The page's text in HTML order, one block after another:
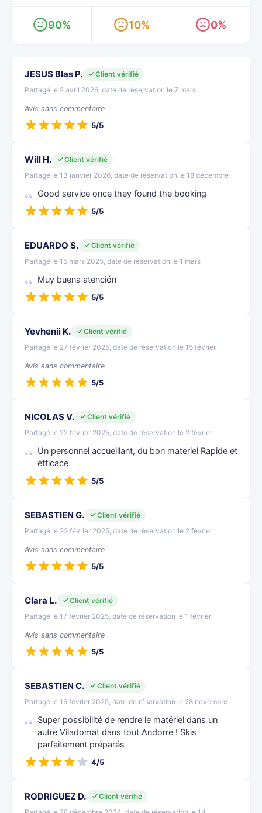
90% 10% 0%
JESUS Blas P.
Client vérifié
Partagé le 2 avril 2026, date de réservation le 7 mars
Avis sans commentaire
5/5
Will H.
Client vérifié
Partagé le 13 janvier 2026, date de réservation le 18 décembre
Good service once they found the booking
5/5
EDUARDO S.
Client vérifié
Partagé le 15 mars 2025, date de réservation le 1 mars
Muy buena atención
5/5
Yevhenii K.
Client vérifié
Partagé le 27 février 2025, date de réservation le 15 février
Avis sans commentaire
5/5
NICOLAS V.
Client vérifié
Partagé le 22 février 2025, date de réservation le 2 février
Un personnel accueillant, du bon materiel Rapide et
efficace
5/5
SEBASTIEN G.
Client vérifié
Partagé le 22 février 2025, date de réservation le 2 février
Avis sans commentaire
5/5
Clara L.
Client vérifié
Partagé le 17 février 2025, date de réservation le 1 février
Avis sans commentaire
5/5
SEBASTIEN C.
Client vérifié
Partagé le 16 février 2025, date de réservation le 28 novembre
Super possibilité de rendre le matériel dans un
autre Viladomat dans tout Andorre ! Skis
parfaitement préparés
4/5
RODRIGUEZ D.
Client vérifié